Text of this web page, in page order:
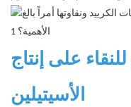
على إنتاج
الأسيتيلين